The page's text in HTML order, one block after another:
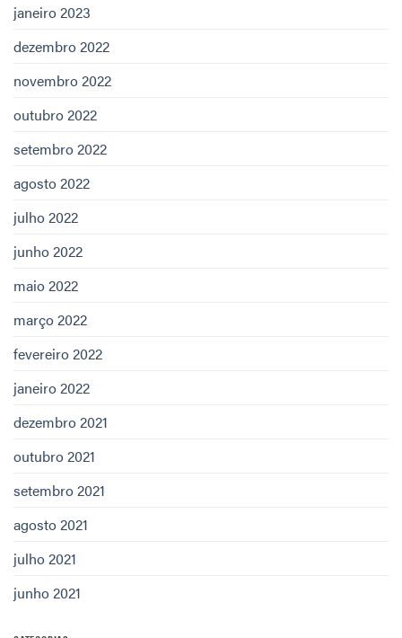
janeiro 2023
dezembro 2022
novembro 2022
outubro 2022
setembro 2022
agosto 2022
julho 2022
junho 2022
maio 2022
março 2022
fevereiro 2022
janeiro 2022
dezembro 2021
outubro 2021
setembro 2021
agosto 2021
julho 2021
junho 2021